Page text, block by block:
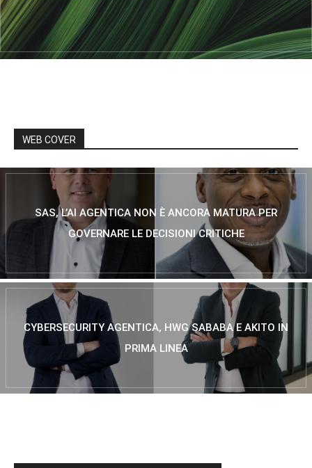
WEB COVER
SAS, L’AI AGENTICA NON È ANCORA MATURA PER
GOVERNARE LE DECISIONI CRITICHE
CYBERSECURITY AGENTICA, HWG SABABA E AKITO IN
PRIMA LINEA